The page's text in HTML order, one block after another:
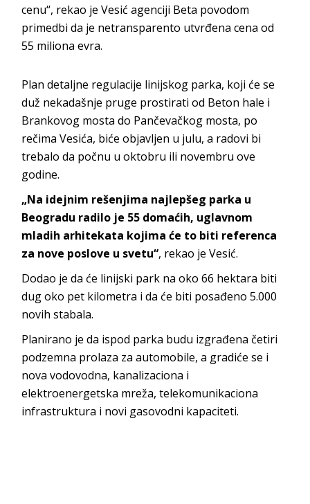
cenu“, rekao je Vesić agenciji Beta povodom
primedbi da je netransparento utvrđena cena od
55 miliona evra.
Plan detaljne regulacije linijskog parka, koji će se
duž nekadašnje pruge prostirati od Beton hale i
Brankovog mosta do Pančevačkog mosta, po
rečima Vesića, biće objavljen u julu, a radovi bi
trebalo da počnu u oktobru ili novembru ove
godine.
„Na idejnim rešenjima najlepšeg parka u
Beogradu radilo je 55 domaćih, uglavnom
mladih arhitekata kojima će to biti referenca
za nove poslove u svetu“, rekao je Vesić.
Dodao je da će linijski park na oko 66 hektara biti
dug oko pet kilometra i da će biti posađeno 5.000
novih stabala.
Planirano je da ispod parka budu izgrađena četiri
podzemna prolaza za automobile, a gradiće se i
nova vodovodna, kanalizaciona i
elektroenergetska mreža, telekomunikaciona
infrastruktura i novi gasovodni kapaciteti.